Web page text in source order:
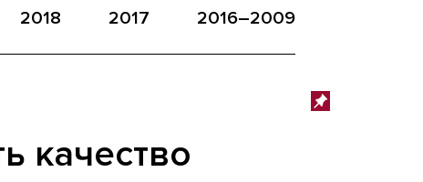
2018 2017 2016–2009
качество